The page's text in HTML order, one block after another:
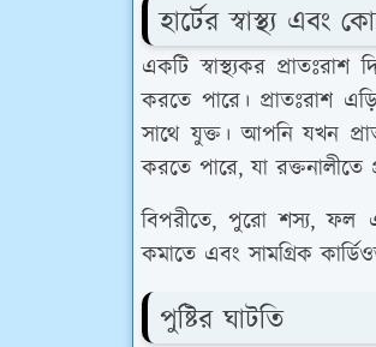
হার্টের স্বাস্থ্য এবং
একটি স্বাস্থ্যকর
করতে পারে। প্রাতঃরাশ
সাথে যুক্ত। আপনি যখন
করতে পারে, যা
বিপরীতে, পুরো শস্য, ফল
কমাতে এবং সামগ্রিক
পুষ্টির ঘাটতি